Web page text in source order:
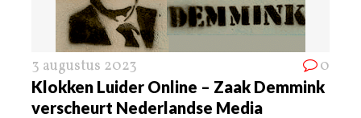
3 augustus 2023 0
Klokken Luider Online – Zaak Demmink
verscheurt Nederlandse Media